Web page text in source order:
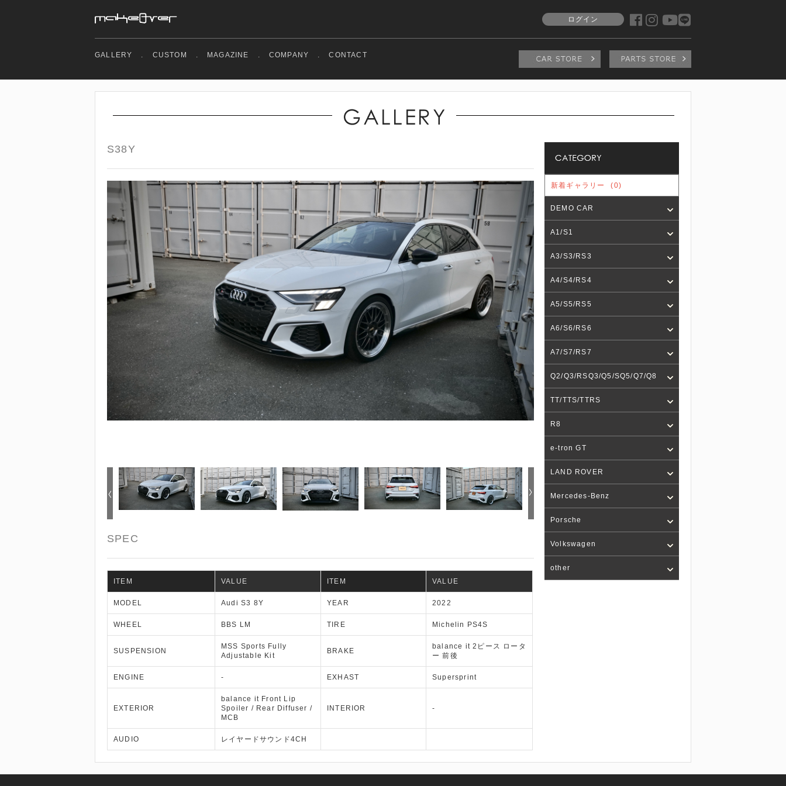
ログイン
GALLERY . CUSTOM . MAGAZINE . COMPANY . CONTACT
S38Y
SPEC
ITEM VALUE ITEM VALUE
MODEL Audi S3 8Y YEAR 2022
WHEEL BBS LM TIRE Michelin PS4S
SUSPENSION
MSS Sports Fully
Adjustable Kit
BRAKE
balance it 2ピース ロータ
ー 前後
ENGINE - EXHAST Supersprint
EXTERIOR
balance it Front Lip
Spoiler / Rear Diffuser /
MCB
INTERIOR -
AUDIO レイヤードサウンド4CH
新着ギャラリー (0)
DEMO CAR
A1/S1
A3/S3/RS3
A4/S4/RS4
A5/S5/RS5
A6/S6/RS6
A7/S7/RS7
Q2/Q3/RSQ3/Q5/SQ5/Q7/Q8
TT/TTS/TTRS
R8
e-tron GT
LAND ROVER
Mercedes-Benz
Porsche
Volkswagen
other